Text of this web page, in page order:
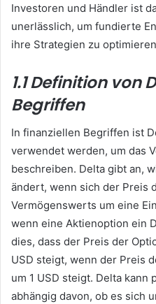
Investoren und Händler ist
unerlässlich, um fundierte
ihre Strategien zu
1.1 Definition von
Begriffen
In finanziellen Begriffen ist
verwendet werden, um das
beschreiben. Delta gibt an,
ändert, wenn sich der Preis
Vermögenswerts um eine
wenn eine Aktienoption ein
dies, dass der Preis der
USD steigt, wenn der Preis
um 1 USD steigt. Delta kann
abhängig davon, ob es sich